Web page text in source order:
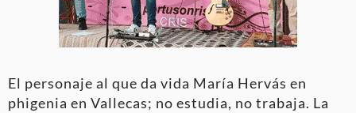
El personaje al que da vida María Hervás en
phigenia en Vallecas; no estudia, no trabaja. La